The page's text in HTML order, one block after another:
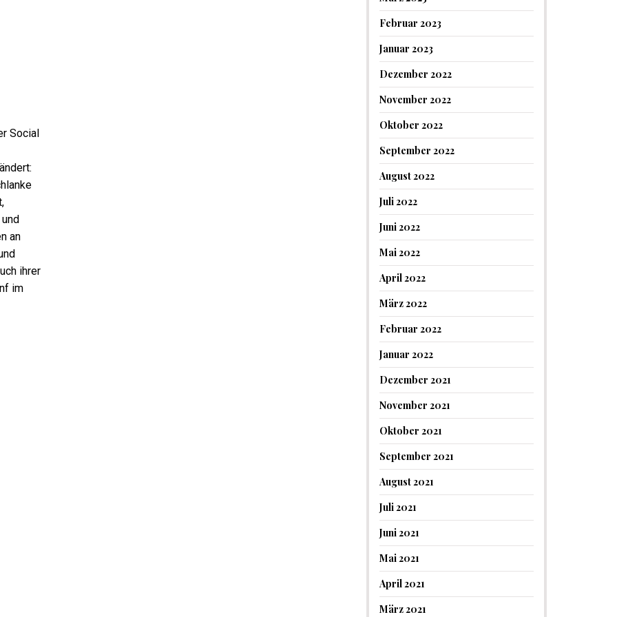
Social
an
ihrer
im
Februar 2023
Januar 2023
Dezember 2022
November 2022
Oktober 2022
September 2022
August 2022
Juli 2022
Juni 2022
Mai 2022
April 2022
März 2022
Februar 2022
Januar 2022
Dezember 2021
November 2021
Oktober 2021
September 2021
August 2021
Juli 2021
Juni 2021
Mai 2021
April 2021
März 2021